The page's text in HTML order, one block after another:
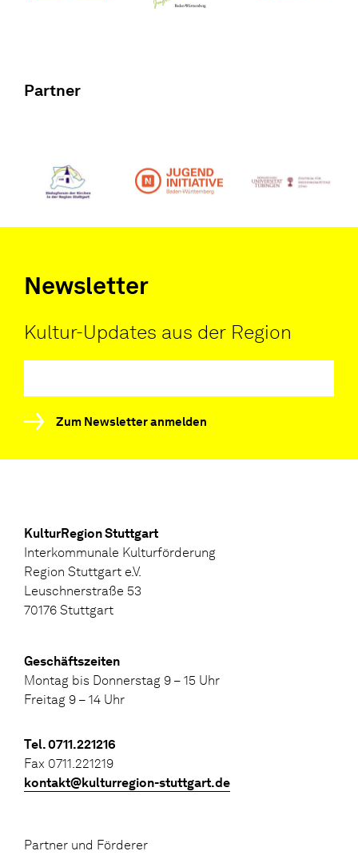
Partner
Newsletter
Kultur-Updates aus der Region
Zum Newsletter anmelden
KulturRegion Stuttgart
Interkommunale Kulturförderung
Region Stuttgart e.V.
Leuschnerstraße 53
70176 Stuttgart
Geschäftszeiten
Montag bis Donnerstag 9 – 15 Uhr
Freitag 9 – 14 Uhr
Tel. 0711.221216
Fax 0711.221219
kontakt@kulturregion-stuttgart.de
Partner und Förderer